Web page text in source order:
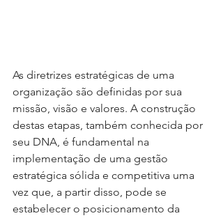
As diretrizes estratégicas de uma
organização são definidas por sua
missão, visão e valores. A construção
destas etapas, também conhecida por
seu DNA, é fundamental na
implementação de uma gestão
estratégica sólida e competitiva uma
vez que, a partir disso, pode se
estabelecer o posicionamento da